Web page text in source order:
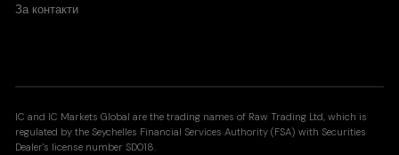
За контакти
IC and IC Markets Global are the trading names of Raw Trading Ltd, which is
regulated by the Seychelles Financial Services Authority (FSA) with Securities
Dealer's license number SD018.